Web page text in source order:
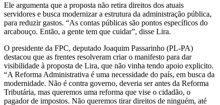
Ele argumenta que a proposta não retira direitos dos atuais
servidores e busca modernizar a estrutura da administração pública,
para reduzir gastos. “As contas públicas são pontos específicos do
arcabouço. Então, a gente tem que cuidar”, disse Lira.
O presidente da FPC, deputado Joaquim Passarinho (PL-PA)
destacou que as frentes resolveram criar o manifesto para dar
visibilidade à proposta de Lira, que não vinha tendo apoio explicito.
“A Reforma Administrativa é uma necessidade do país, em busca da
modernidade. Não é contra governo, deveria ser antes da Reforma
Tributária, mas queremos uma reforma que vise o cidadão, o
pagador de impostos. Não queremos tirar direitos de ninguém, até